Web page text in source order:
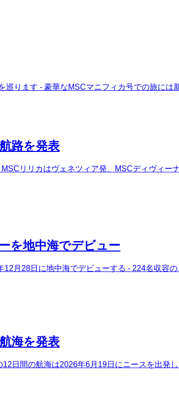
ります - 豪華なMSCマニフィカ号での旅には
路を発表
リリカはヴェネツィア発、MSCディヴィー
を地中海でデビュー
月28日に地中海でデビューする - 224名収容
海を発表
日間の航海は2026年6月19日にニースを出発